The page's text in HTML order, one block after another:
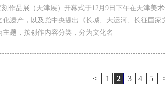
刻作品展（天津展）开幕式于12月9日下午在天津美
化遗产，以及党中央提出《长城、大运河、长征国
主题，按创作内容分类，分为文化名
< 1 2 3 4 5